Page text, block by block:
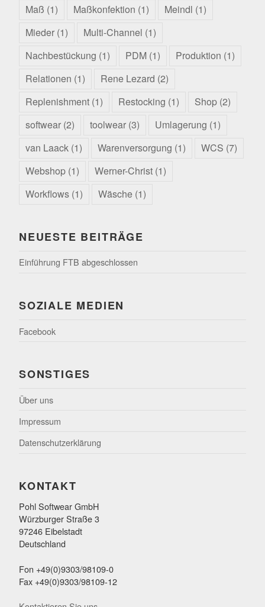
Maß (1) Maßkonfektion (1) Meindl (1)
Mieder (1) Multi-Channel (1)
Nachbestückung (1) PDM (1) Produktion (1)
Relationen (1) Rene Lezard (2)
Replenishment (1) Restocking (1) Shop (2)
softwear (2) toolwear (3) Umlagerung (1)
van Laack (1) Warenversorgung (1) WCS (7)
Webshop (1) Werner-Christ (1)
Workflows (1) Wäsche (1)
NEUESTE BEITRÄGE
Einführung FTB abgeschlossen
SOZIALE MEDIEN
Facebook
SONSTIGES
Über uns
Impressum
Datenschutzerklärung
KONTAKT
Pohl Softwear GmbH
Würzburger Straße 3
97246 Eibelstadt
Deutschland
Fon +49(0)9303/98109-0
Fax +49(0)9303/98109-12